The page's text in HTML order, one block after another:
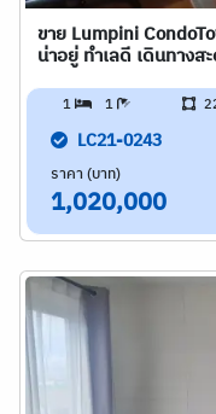
ขาย Lumpini
น่าอยู่ ทำเลดี เดินทาง
1 1
LC21-0243
ราคา (บาท)
1,020,000